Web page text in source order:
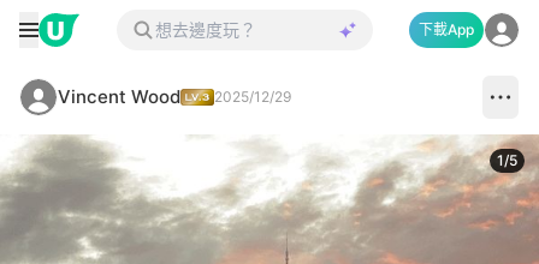
下載App
Vincent Wood 2025/12/29
1/5